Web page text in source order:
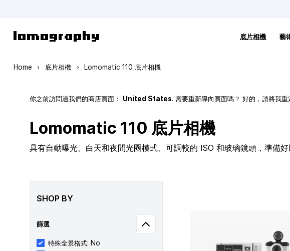
底片相機 藝
Home › 底片相機 › Lomomatic 110 底片相機
你之前訪問過我們的商店頁面： United States. 需要重新導向頁面嗎？ 好的，請將我重
Lomomatic 110 底片相機
具有自動曝光、白天和夜間光圈模式、可調較的 ISO 和玻璃鏡頭，準備
SHOP BY
篩選
特殊全景格式: No